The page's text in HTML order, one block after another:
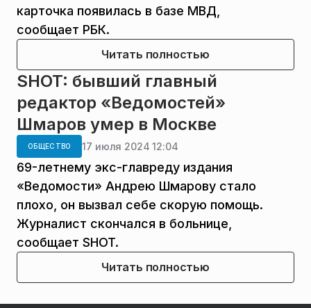
карточка появилась в базе МВД,
сообщает РБК.
Читать полностью
SHOT: бывший главный
редактор «Ведомостей»
Шмаров умер в Москве
ОБЩЕСТВО 17 июля 2024 12:04
69-летнему экс-главреду издания
«Ведомости» Андрею Шмарову стало
плохо, он вызвал себе скорую помощь.
Журналист скончался в больнице,
сообщает SHOT.
Читать полностью